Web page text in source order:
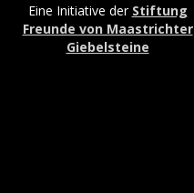
Eine Initiative der Stiftung
Freunde von Maastrichter
Giebelsteine